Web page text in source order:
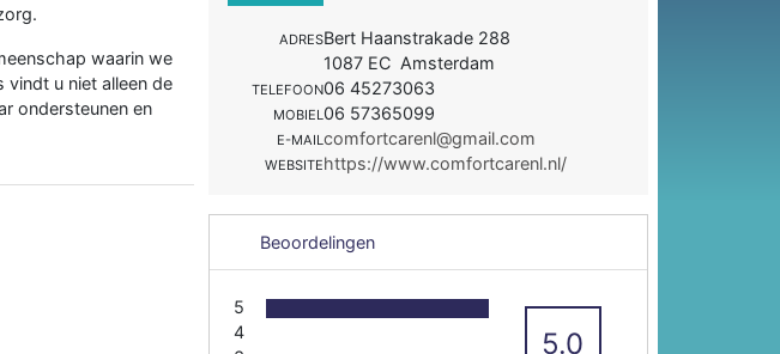
waarin we
vindt u niet alleen de
ondersteunen en
ADRESBert Haanstrakade 288
1087 EC Amsterdam
TELEFOON06 45273063
MOBIEL06 57365099
E-MAILcomfortcarenl@gmail.com
WEBSITEhttps://www.comfortcarenl.nl/
Beoordelingen
5
4
5.0